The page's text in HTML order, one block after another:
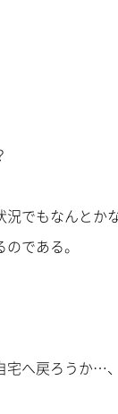
でもなんとか
である。
宅へ戻ろうか…